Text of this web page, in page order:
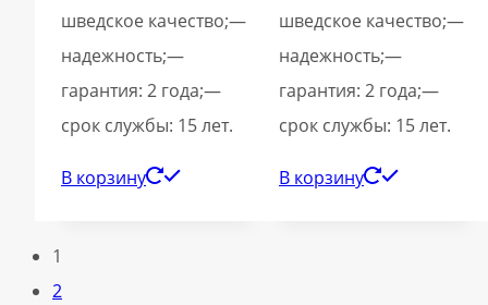
шведское качество;—
надежность;—
гарантия: 2 года;—
срок службы: 15 лет.
В корзину
шведское качество;—
надежность;—
гарантия: 2 года;—
срок службы: 15 лет.
В корзину
1
2